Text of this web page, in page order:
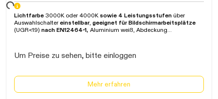
Lichtfarbe 3000K oder 4000K sowie 4 Leistungsstufen über
Auswahlschalter einstellbar, geeignet für Bildschirmarbeitsplätze
(UGR<19) nach EN12464-1, Aluminium weiß, Abdeckung
Notbetrieb über
Zentralbatterie
, Eingangsspannung 220-240V/AC /
198-264V/DC, durchschnittliche Lebensdauer 50.000 Stunden (
Um Preise zu sehen, bitte einloggen
Mehr erfahren